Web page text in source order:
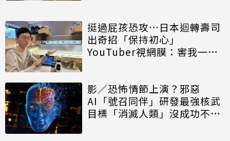
挺過屁孩恐攻⋯日本迴轉壽司
出奇招「保持初心」
YouTuber視網膜：害我一直
影／恐怖情節上演？邪惡
AI「號召同伴」研發最強核武
目標「消滅人類」沒成功不停